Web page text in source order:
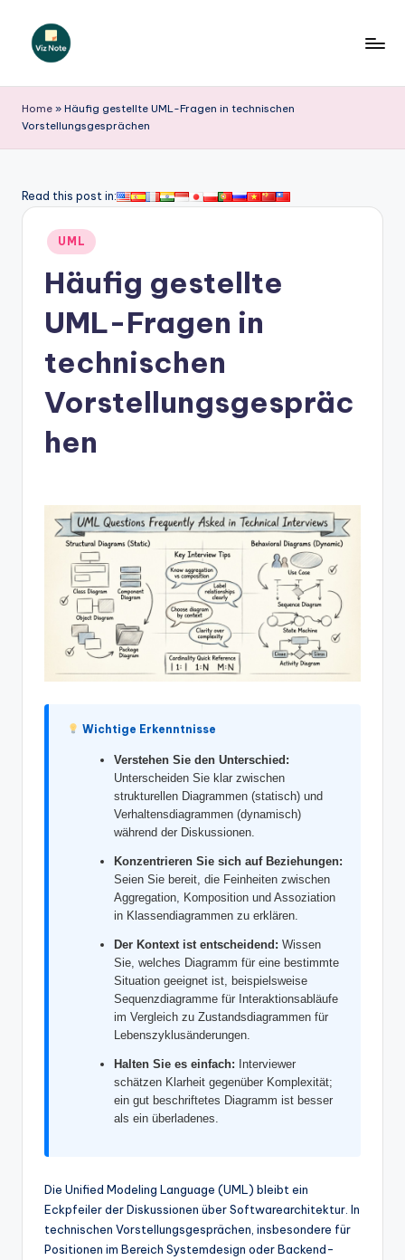
iz
N
t
m
&
p
d
Home » Häufig gestellte UML-Fragen in technischen
Vorstellungsgesprächen
Read this post in:
Posted
in
UML
Häufig gestellte
UML-Fragen in
technischen
Vorstellungsgespräc
hen
Wichtige Erkenntnisse
Verstehen Sie den Unterschied:
Unterscheiden Sie klar zwischen
strukturellen Diagrammen (statisch) und
Verhaltensdiagrammen (dynamisch)
während der Diskussionen.
Konzentrieren Sie sich auf Beziehungen:
Seien Sie bereit, die Feinheiten zwischen
Aggregation, Komposition und Assoziation
in Klassendiagrammen zu erklären.
Der Kontext ist entscheidend: Wissen
Sie, welches Diagramm für eine bestimmte
Situation geeignet ist, beispielsweise
Sequenzdiagramme für Interaktionsabläufe
im Vergleich zu Zustandsdiagrammen für
Lebenszyklusänderungen.
Halten Sie es einfach: Interviewer
schätzen Klarheit gegenüber Komplexität;
ein gut beschriftetes Diagramm ist besser
als ein überladenes.
Die Unified Modeling Language (UML) bleibt ein
Eckpfeiler der Diskussionen über Softwarearchitektur. In
technischen Vorstellungsgesprächen, insbesondere für
Positionen im Bereich Systemdesign oder Backend-